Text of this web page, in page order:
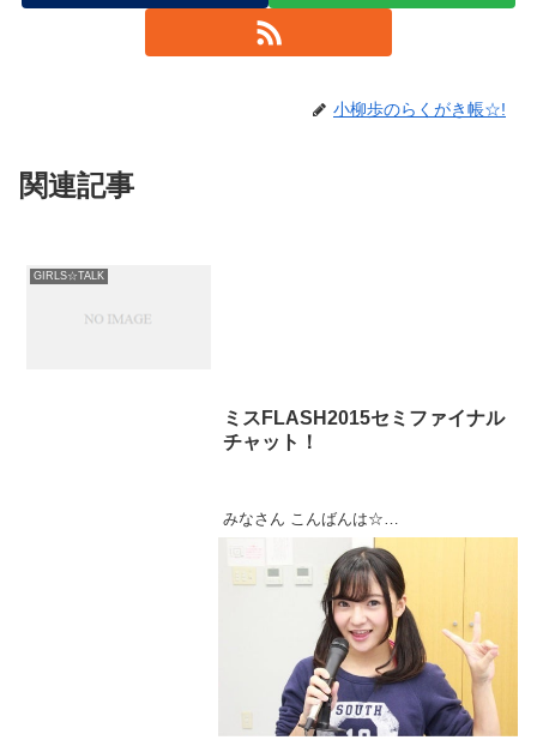
小柳歩のらくがき帳☆!
関連記事
GIRLS☆TALK
ミスFLASH2015セミファイナル
チャット！
みなさん こんばんは☆
昨日はミスFLASH2015のチャットに来て
くださった皆さん
有難うございました(((o(*ﾟ▽ﾟ*)o)))♡
気合いのツインテール！笑